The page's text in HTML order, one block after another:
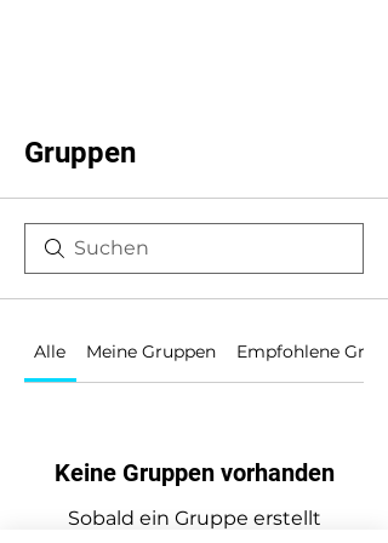
Gruppen
Alle Meine Gruppen Empfohlene
Keine Gruppen vorhanden
Sobald ein Gruppe erstellt